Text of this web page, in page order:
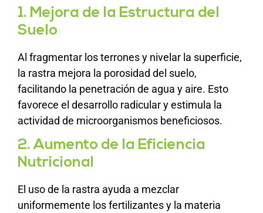
1. Mejora de la Estructura del
Suelo
Al fragmentar los terrones y nivelar la superficie,
la rastra mejora la porosidad del suelo,
facilitando la penetración de agua y aire. Esto
favorece el desarrollo radicular y estimula la
actividad de microorganismos beneficiosos.
2. Aumento de la Eficiencia
Nutricional
El uso de la rastra ayuda a mezclar
uniformemente los fertilizantes y la materia